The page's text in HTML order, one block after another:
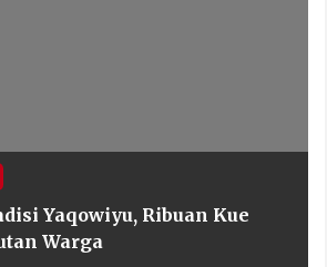
Yaqowiyu, Ribuan Kue
Warga